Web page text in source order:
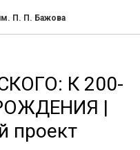
П. П. Бажова
К 200-
|
проект